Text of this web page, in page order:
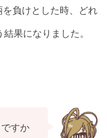
負けとした時、どれ
結果になりました。
すか